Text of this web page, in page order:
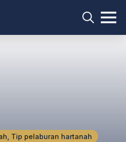
Search
Tip pelaburan hartanah